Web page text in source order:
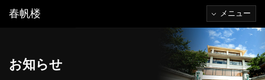
春帆楼 メニュー
お知らせ